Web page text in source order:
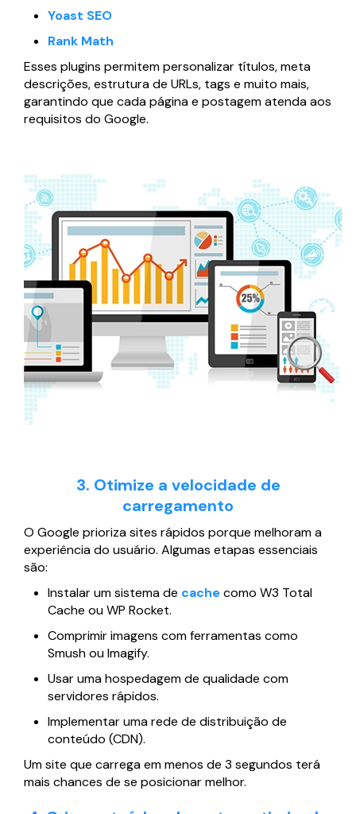
Yoast SEO
Rank Math
Esses plugins permitem personalizar títulos, meta
descrições, estrutura de URLs, tags e muito mais,
garantindo que cada página e postagem atenda aos
requisitos do Google.
3. Otimize a velocidade de
carregamento
O Google prioriza sites rápidos porque melhoram a
experiência do usuário. Algumas etapas essenciais
são:
Instalar um sistema de cachecomo W3 Total
Cache ou WP Rocket.
Comprimir imagens com ferramentas como
Smush ou Imagify.
Usar uma hospedagem de qualidade com
servidores rápidos.
Implementar uma rede de distribuição de
conteúdo (CDN).
Um site que carrega em menos de 3 segundos terá
mais chances de se posicionar melhor.